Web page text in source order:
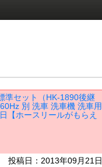
準セット（HK-1890後継
別 洗車 洗車機 洗車用
【ホースリールがもらえ
投稿日：2013年09月21日